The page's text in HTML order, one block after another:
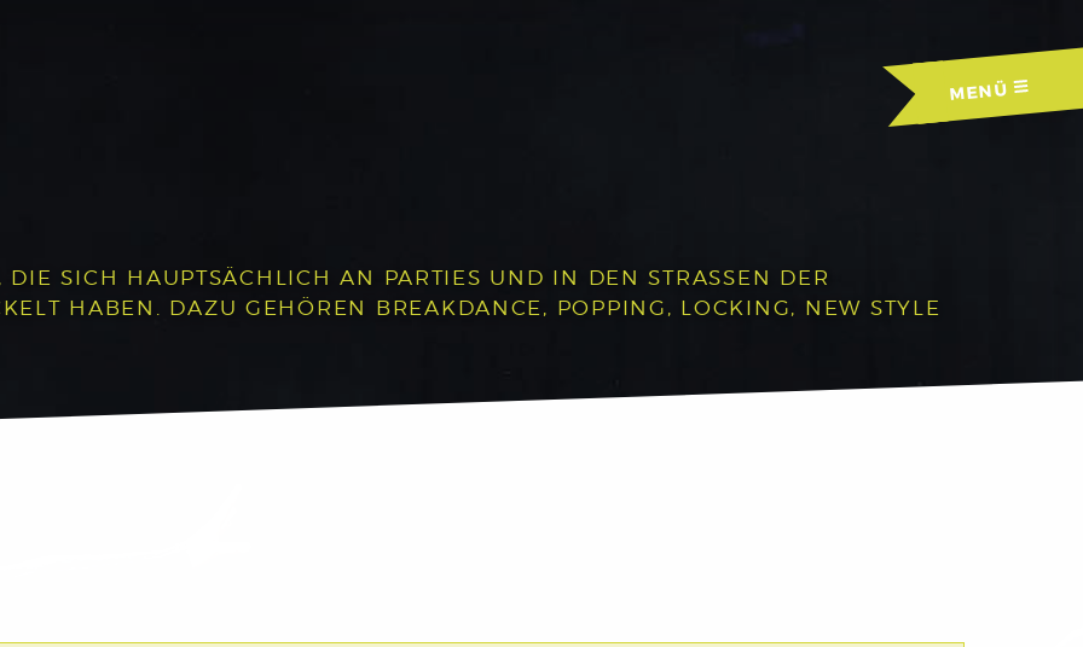
MENÜ
SICH HAUPTSÄCHLICH AN PARTIES UND IN DEN STRASSEN DER A
HABEN. DAZU GEHÖREN BREAKDANCE, POPPING, LOCKING, NEW STYLE U